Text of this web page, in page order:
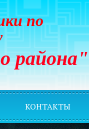
по
района"
КОНТАКТЫ